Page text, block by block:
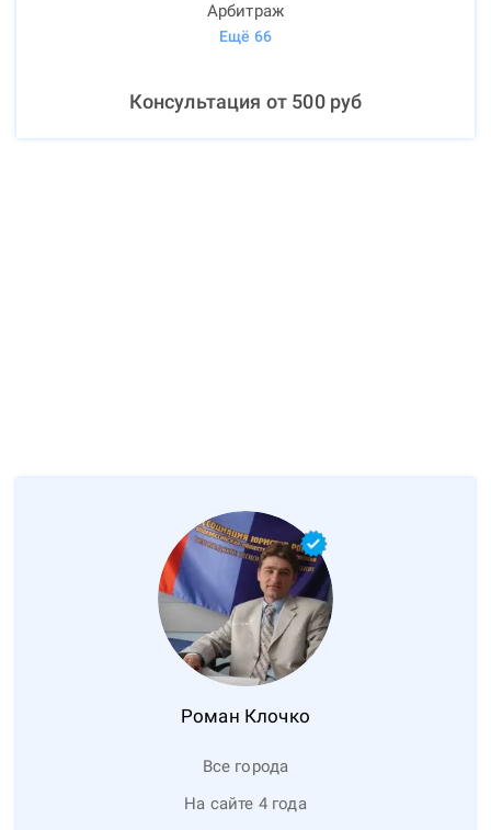
Арбитраж
Ещё 66
Консультация от 500руб
Роман Клочко
Все города
На сайте 4 года